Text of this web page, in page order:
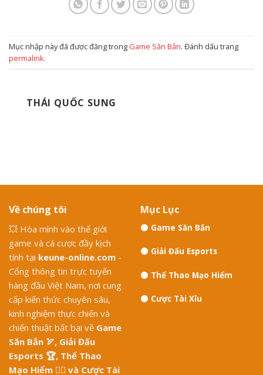
Mục nhập này đã được đăng trong Game Săn Bắn. Đánh dấu trang
permalink.
THÁI QUỐC SUNG
Về chúng tôi
💥 Hòa mình vào thế giới
game và cá cược đầy kịch
tính tại keune-online.com -
Cổng thông tin trực tuyến
hàng đầu Việt Nam, nơi cung
cấp kiến thức chuyên sâu,
kinh nghiệm thực chiến và
chiến thuật bất bại về Game
Săn Bắn 🏹, Giải Đấu
Esports 🏆, Thể Thao
Mạo Hiểm 🧗‍♂️ và Cược Tài
Mục Lục
⚫️ Game Săn Bắn
⚫️ Giải Đấu Esports
⚫️ Thể Thao Mạo Hiểm
⚫️ Cược Tài Xỉu